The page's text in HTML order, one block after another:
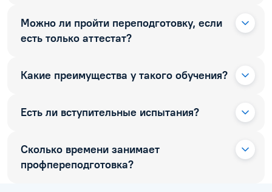
Можно ли пройти переподготовку, если
есть только аттестат?
Какие преимущества у такого обучения?
Есть ли вступительные испытания?
Сколько времени занимает
профпереподготовка?